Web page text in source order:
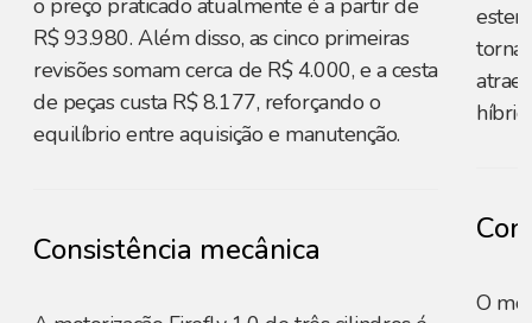
o preço praticado atualmente é a partir de
R$ 93.980. Além disso, as cinco primeiras
revisões somam cerca de R$ 4.000, e a cesta
de peças custa R$ 8.177, reforçando o
equilíbrio entre aquisição e manutenção.
Consistência mecânica
O